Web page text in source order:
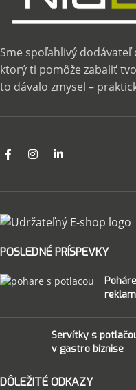
Sme spoľahlivý
ktorý ti pomôže zabaliť
to dávalo zmysel –
POSLEDNÉ PRÍSPEVKY
Servítky s
v gastro biznise
DÔLEŽITÉ ODKAZY